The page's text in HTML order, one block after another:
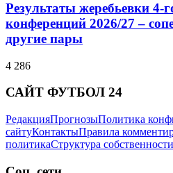
Результаты жеребьевки 4-
конференций 2026/27 –
другие пары
4 286
САЙТ ФУТБОЛ 24
РедакцияПрогнозыПолитика
сайтуКонтактыПравила
политикаСтруктура собственности